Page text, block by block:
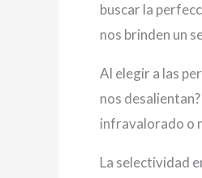
buscar la
nos brinden un
Al elegir a las
nos
infravalorado o
La selectividad